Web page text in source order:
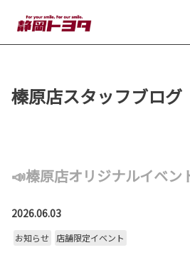
榛原店スタッフブログ
📣榛原店オリジナルイベ
2026.06.03
お知らせ 店舗限定イベント